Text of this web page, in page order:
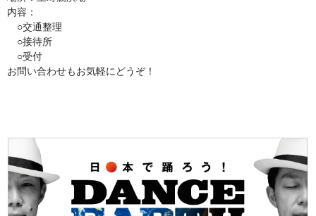
内容：
○交通整理
○接待所
○受付
お問い合わせもお気軽にどうぞ！